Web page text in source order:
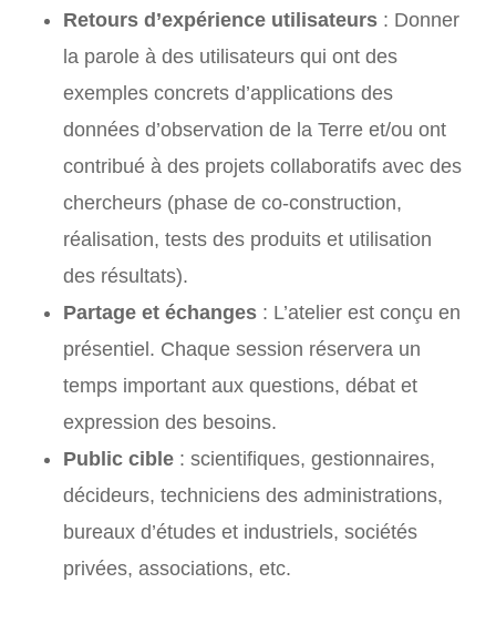
Retours d’expérience utilisateurs: Donner
la parole à des utilisateurs qui ont des
exemples concrets d’applications des
données d’observation de la Terre et/ou ont
contribué à des projets collaboratifs avec des
chercheurs (phase de co-construction,
réalisation, tests des produits et utilisation
des résultats).
Partage et échanges : L’atelier est conçu en
présentiel. Chaque session réservera un
temps important aux questions, débat et
expression des besoins.
Public cible: scientifiques, gestionnaires,
décideurs, techniciens des administrations,
bureaux d’études et industriels, sociétés
privées, associations, etc.